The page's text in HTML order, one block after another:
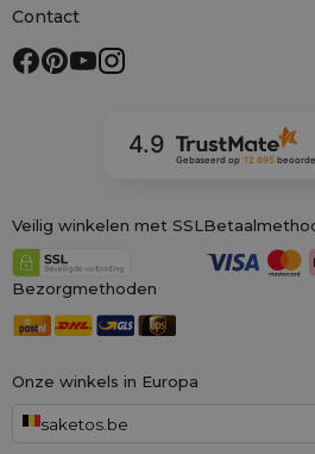
Onze winkels in Europa
saketos.be
Contact
4.9
Gebaseerd op 12 895
Veilig winkelen met SSL
Bezorgmethoden